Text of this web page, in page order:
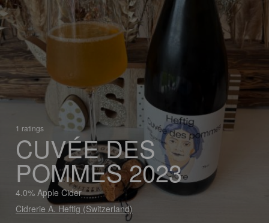
1 ratings
CUVÉE DES
POMMES 2023
4.0% Apple Cider
Cidrerie A. Heftig (Switzerland)